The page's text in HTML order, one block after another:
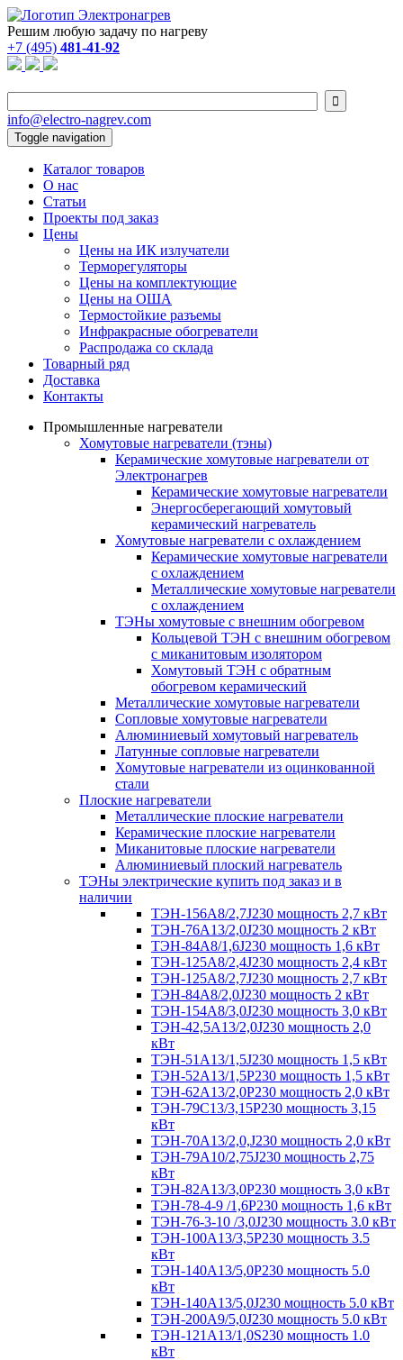
Решим любую задачу по нагреву
+7 (495) 481-41-92

info@electro-nagrev.com
Toggle navigation
Каталог товаров
О нас
Статьи
Проекты под заказ
Цены
Цены на ИК излучатели
Терморегуляторы
Цены на комплектующие
Цены на ОША
Термостойкие разъемы
Инфракрасные обогреватели
Распродажа со склада
Товарный ряд
Доставка
Контакты
Промышленные нагреватели
Хомутовые нагреватели (тэны)
Керамические хомутовые нагреватели от
Электронагрев
Керамические хомутовые нагреватели
Энергосберегающий хомутовый
керамический нагреватель
Хомутовые нагреватели с охлаждением
Керамические хомутовые нагреватели
с охлаждением
Металлические хомутовые нагреватели
с охлаждением
ТЭНы хомутовые с внешним обогревом
Кольцевой ТЭН с внешним обогревом
с миканитовым изолятором
Хомутовый ТЭН с обратным
обогревом керамический
Металлические хомутовые нагреватели
Сопловые хомутовые нагреватели
Алюминиевый хомутовый нагреватель
Латунные сопловые нагреватели
Хомутовые нагреватели из оцинкованной
стали
Плоские нагреватели
Металлические плоские нагреватели
Керамические плоские нагреватели
Миканитовые плоские нагреватели
Алюминиевый плоский нагреватель
ТЭНы электрические купить под заказ и в
наличии
ТЭН-156А8/2,7J230 мощность 2,7 кВт
ТЭН-76А13/2,0J230 мощность 2 кВт
ТЭН-84А8/1,6J230 мощность 1,6 кВт
ТЭН-125А8/2,4J230 мощность 2,4 кВт
ТЭН-125А8/2,7J230 мощность 2,7 кВт
ТЭН-84А8/2,0J230 мощность 2 кВт
ТЭН-154А8/3,0J230 мощность 3,0 кВт
ТЭН-42,5А13/2,0J230 мощность 2,0
кВт
ТЭН-51А13/1,5J230 мощность 1,5 кВт
ТЭН-52А13/1,5Р230 мощность 1,5 кВт
ТЭН-62А13/2,0Р230 мощность 2,0 кВт
ТЭН-79С13/3,15Р230 мощность 3,15
кВт
ТЭН-70А13/2,0,J230 мощность 2,0 кВт
ТЭН-79А10/2,75J230 мощность 2,75
кВт
ТЭН-82А13/3,0Р230 мощность 3,0 кВт
ТЭН-78-4-9 /1,6P230 мощность 1,6 кВт
ТЭН-76-3-10 /3,0J230 мощность 3.0 кВт
ТЭН-100А13/3,5Р230 мощность 3.5
кВт
ТЭН-140А13/5,0Р230 мощность 5.0
кВт
ТЭН-140А13/5,0J230 мощность 5.0 кВт
ТЭН-200А9/5,0J230 мощность 5.0 кВт
ТЭН-121А13/1,0S230 мощность 1.0
кВт